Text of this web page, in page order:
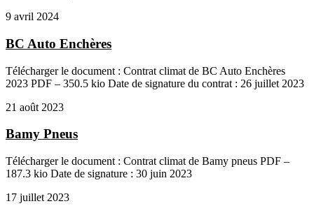
9 avril 2024
BC Auto Enchères
Télécharger le document : Contrat climat de BC Auto Enchères
2023 PDF – 350.5 kio Date de signature du contrat : 26 juillet 2023
21 août 2023
Bamy Pneus
Télécharger le document : Contrat climat de Bamy pneus PDF –
187.3 kio Date de signature : 30 juin 2023
17 juillet 2023